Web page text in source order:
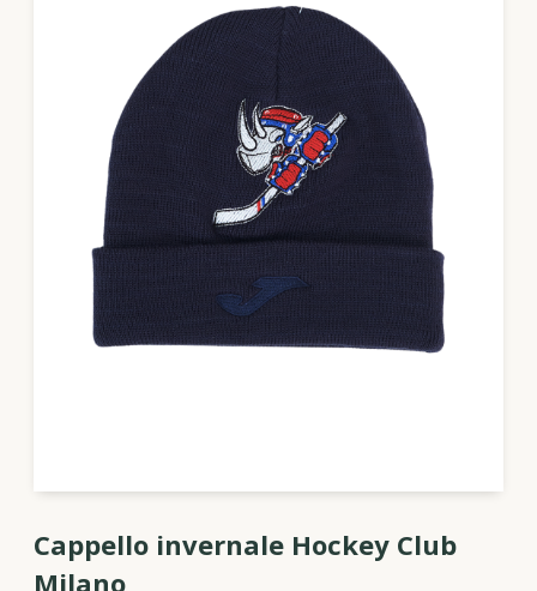
Cappello invernale Hockey Club
Milano